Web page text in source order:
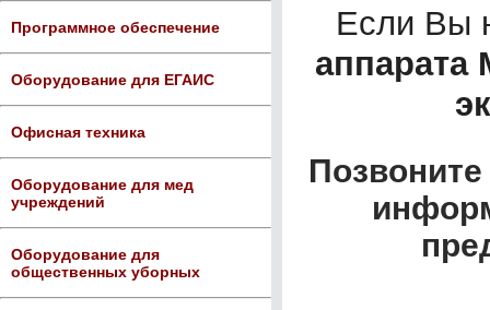
Программное обеспечение
Оборудование для ЕГАИС
Офисная техника
Оборудование для мед
учреждений
Оборудование для
общественных уборных
Если Вы
аппарата